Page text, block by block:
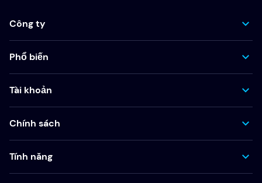
Công ty
Phổ biến
Tài khoản
Chính sách
Tính năng